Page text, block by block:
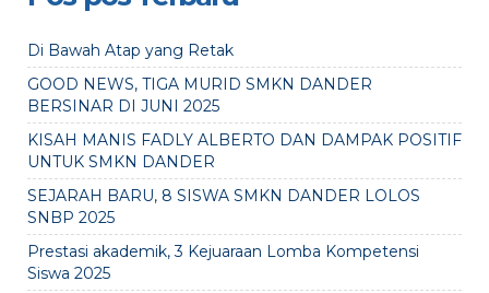
Di Bawah Atap yang Retak
GOOD NEWS, TIGA MURID SMKN DANDER
BERSINAR DI JUNI 2025
KISAH MANIS FADLY ALBERTO DAN DAMPAK POSITIF
UNTUK SMKN DANDER
SEJARAH BARU, 8 SISWA SMKN DANDER LOLOS
SNBP 2025
Prestasi akademik, 3 Kejuaraan Lomba Kompetensi
Siswa 2025